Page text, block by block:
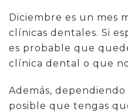
Diciembre es un mes
clínicas dentales. Si
es probable que
clínica dental o que
Además,
posible que tengas